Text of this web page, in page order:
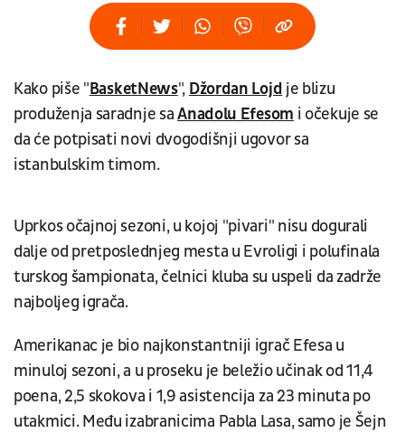
Kako piše "BasketNews", Džordan Lojd je blizu
produženja saradnje saAnadolu Efesom i očekuje se
da će potpisati novi dvogodišnji ugovor sa
istanbulskim timom.
Uprkos očajnoj sezoni, u kojoj "pivari" nisu dogurali
dalje od pretposlednjeg mesta u Evroligi i polufinala
turskog šampionata, čelnici kluba su uspeli da zadrže
najboljeg igrača.
Amerikanac je bio najkonstantniji igrač Efesa u
minuloj sezoni, a u proseku je beležio učinak od 11,4
poena, 2,5 skokova i 1,9 asistencija za 23 minuta po
utakmici. Među izabranicima Pabla Lasa, samo je Šejn